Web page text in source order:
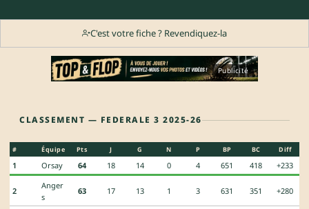
C'est votre fiche ? Revendiquez-la
Publicité
CLASSEMENT — FEDERALE 3 2025-26
# Équipe Pts J G N P BP BC Diff
1 Orsay 64 18 14 0 4 651 418 +233
2
Anger
s
63 17 13 1 3 631 351 +280